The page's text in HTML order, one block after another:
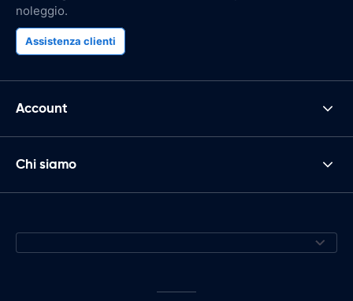
noleggio.
Assistenza clienti
Account
Chi siamo